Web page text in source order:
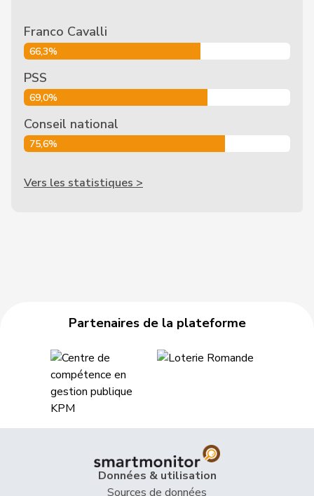
Franco Cavalli
66,3%
PSS
69,0%
Conseil national
75,6%
Vers les statistiques >
Partenaires de la plateforme
Données & utilisation
Sources de données